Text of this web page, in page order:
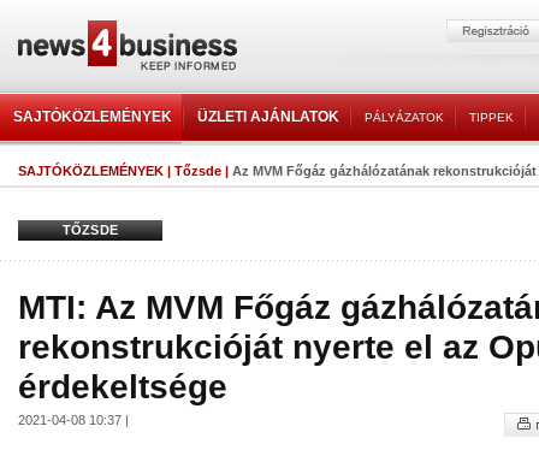
SAJTÓKÖZLEMÉNYEK ÜZLETI AJÁNLATOK PÁLYÁZATOK TIPPEK
SAJTÓKÖZLEMÉNYEK | Tőzsde | Az MVM Főgáz gázhálózatának
TŐZSDE
MTI: Az MVM Főgáz
rekonstrukcióját nyerte el az
érdekeltsége
2021-04-08 10:37 |